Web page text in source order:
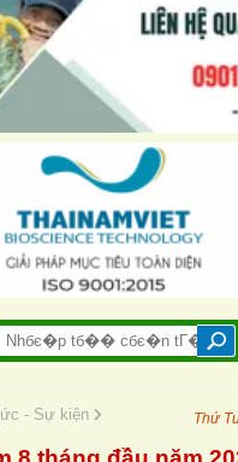
- Sự kiện Thứ